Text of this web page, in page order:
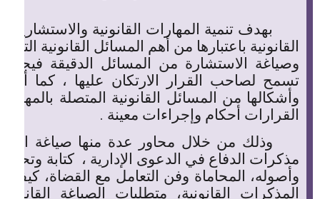
بهدف تنمية المهارات القانونية والاستشارية
القانونية باعتبارها من أهم المسائل القانونية التي
وصياغة الاستشارة من المسائل الدقيقة فيجب
تسمح لصاحب القرار الارتكان عليها ، كما أن
وأشكالها من المسائل القانونية المتصلة بالمهارة
القرارات أحكام وإجراءات معينة .
وذلك من خلال محاور عدة منها صياغة
مذكرات الدفاع في الدعوى الإدارية ، كتابة
وأصوله، المحاماة وفن التعامل مع القضاة،
المذكرات
القانونية، متطلبات الصياغة